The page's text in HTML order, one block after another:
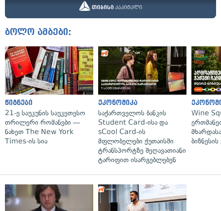
ბოლო ამბები:
წიგნები
21-ე საუკუნის საუკეთესო
თრილერი რომანები —
ნახეთ The New York
Times-ის სია
ეკონომიკა
საქართველოს ბანკის
Student Card-ისა და
sCool Card-ის
მფლობელები ქუთაისში
ტრანსპორტზე შეღავათიანი
ტარიფით ისარგებლებენ
Wine